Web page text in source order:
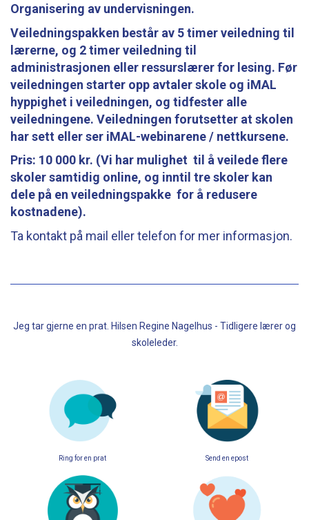
Organisering av undervisningen.
Veiledningspakken består av 5 timer veiledning til
lærerne, og 2 timer veiledning til
administrasjonen eller ressurslærer for lesing. Før
veiledningen starter opp avtaler skole og iMAL
hyppighet i veiledningen, og tidfester alle
veiledningene. Veiledningen forutsetter at skolen
har sett eller ser iMAL-webinarene / nettkursene.
Pris: 10 000 kr. (Vi har mulighet til å veilede flere
skoler samtidig online, og inntil tre skoler kan
dele på en veiledningspakke for å redusere
kostnadene).
Ta kontakt på mail eller telefon for mer informasjon.
Jeg tar gjerne en prat. Hilsen Regine Nagelhus - Tidligere lærer og
skoleleder.
Ring for en prat Send en epost